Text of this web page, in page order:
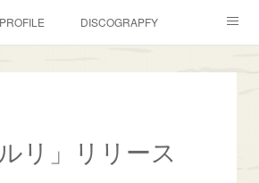
PROFILE DISCOGRAPFY
ページ HUP2021のココスキ
リ」リリース